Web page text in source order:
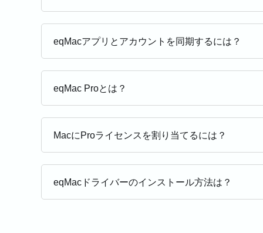
eqMacアプリとアカウントを同期するには？
eqMac Proとは？
MacにProライセンスを割り当てるには？
eqMacドライバーのインストール方法は？